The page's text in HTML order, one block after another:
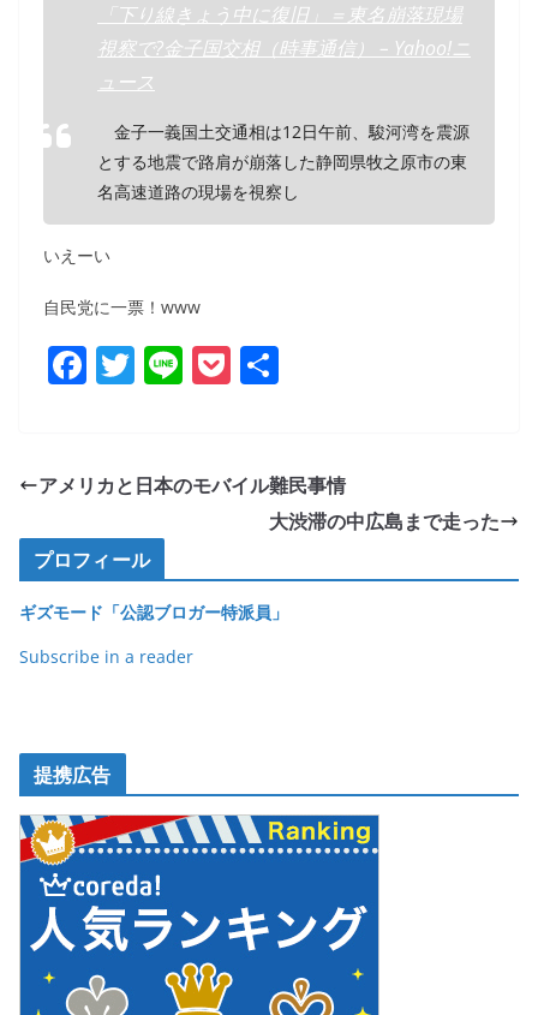
「下り線きょう中に復旧」＝東名崩落現場
視察で?金子国交相（時事通信） – Yahoo!ニ
ュース
金子一義国土交通相は12日午前、駿河湾を震源
とする地震で路肩が崩落した静岡県牧之原市の東
名高速道路の現場を視察し
いえーい
自民党に一票！www
F
e
o
o
k
T
er
Li P
et
アメリカと日本のモバイル難民事情
大渋滞の中広島まで走った
プロフィール
ギズモード「公認ブロガー特派員」
Subscribe in a reader
提携広告